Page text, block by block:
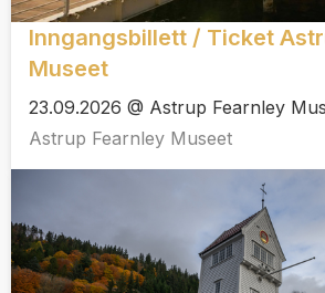
Inngangsbillett / Ticket
Museet
23.09.2026 @ Astrup Fearnley
Astrup Fearnley Museet